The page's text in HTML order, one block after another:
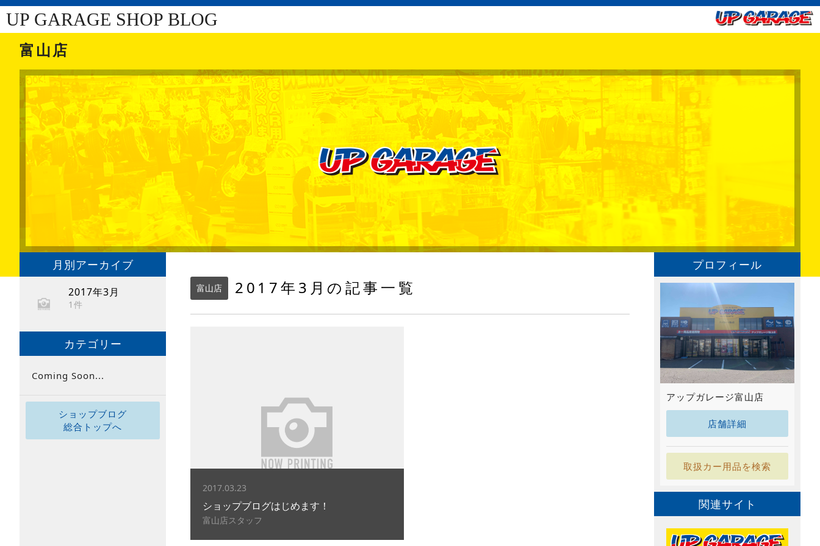
UP GARAGE SHOP BLOG
富山店
月別アーカイブ
2017年3月
1件
カテゴリー
Coming Soon...
ショップブログ
総合トップへ
富山店 2017年3月の記事一覧
2017.03.23
ショップブログはじめます！
富山店スタッフ
プロフィール
アップガレージ富山店
店舗詳細
取扱カー用品を検索
関連サイト